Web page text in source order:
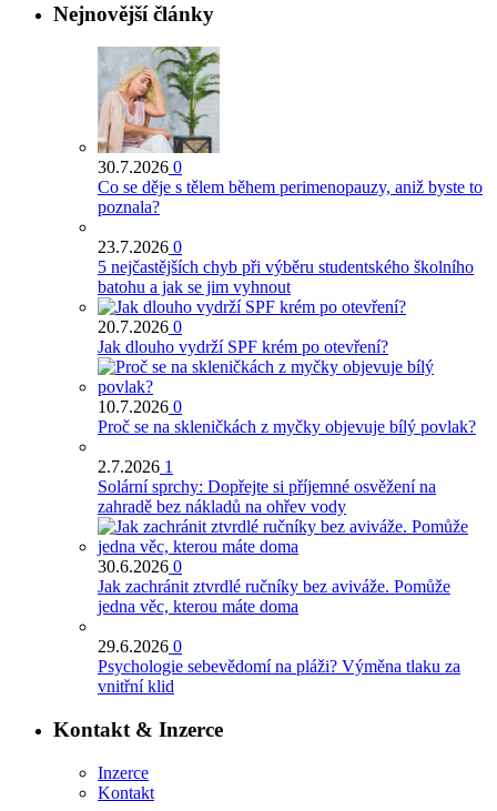
Nejnovější články
30.7.2026 0
Co se děje s tělem během perimenopauzy, aniž byste to
poznala?
23.7.2026 0
5 nejčastějších chyb při výběru studentského školního
batohu a jak se jim vyhnout
20.7.2026 0
Jak dlouho vydrží SPF krém po otevření?
10.7.2026 0
Proč se na skleničkách z myčky objevuje bílý povlak?
2.7.2026 1
Solární sprchy: Dopřejte si příjemné osvěžení na
zahradě bez nákladů na ohřev vody
30.6.2026 0
Jak zachránit ztvrdlé ručníky bez aviváže. Pomůže
jedna věc, kterou máte doma
29.6.2026 0
Psychologie sebevědomí na pláži? Výměna tlaku za
vnitřní klid
Kontakt & Inzerce
Inzerce
Kontakt